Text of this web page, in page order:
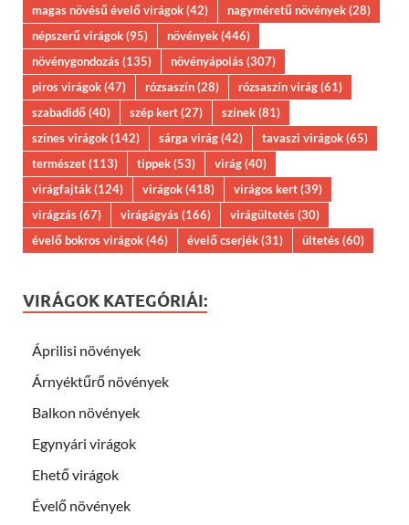
magas növésű évelő virágok(42) nagyméretű növények(28)
népszerű virágok(95) növények(446)
növénygondozás(135) növényápolás(307)
piros virágok(47) rózsaszín(28) rózsaszín virág(61)
szabadidő(40) szép kert(27) színek(81)
színes virágok(142) sárga virág(42) tavaszi virágok(65)
természet(113) tippek(53) virág(40)
virágfajták(124) virágok(418) virágos kert(39)
virágzás(67) virágágyás(166) virágültetés(30)
évelő bokros virágok(46) évelő cserjék(31) ültetés(60)
VIRÁGOK KATEGÓRIÁI:
Áprilisi növények
Árnyéktűrő növények
Balkon növények
Egynyári virágok
Ehető virágok
Évelő növények